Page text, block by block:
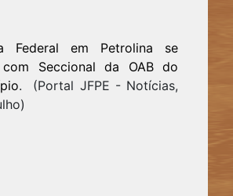
Federal em Petrolina se
com Seccional da OAB do
. (Portal JFPE - Notícias,